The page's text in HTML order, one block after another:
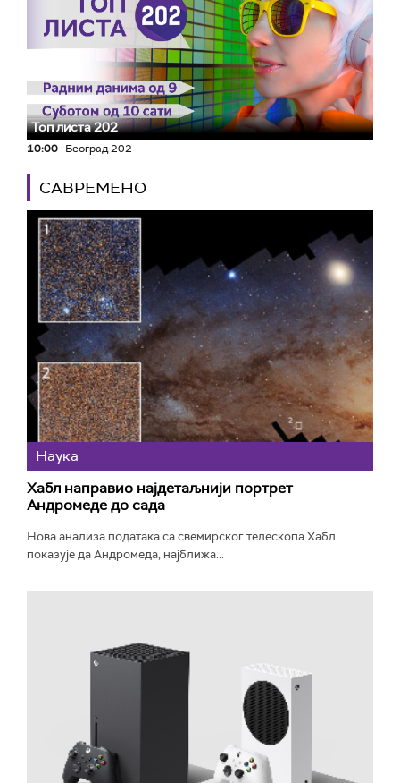
Топ листа 202
10:00 Београд 202
САВРЕМЕНО
Наука
Хабл направио најдетаљнији портрет
Андромеде до сада
Нова анализа података са свемирског телескопа Хабл
показује да Андромеда, најближа...